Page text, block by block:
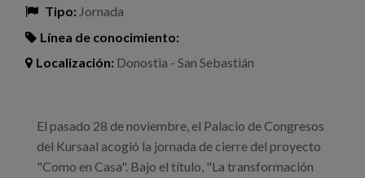
Tipo: Jornada
Línea de conocimiento:
Localización: Donostia - San Sebastián
El pasado 28 de noviembre, el Palacio de Congresos
del Kursaal acogió la jornada de cierre del proyecto
"Como en Casa". Bajo el título, "La transformación